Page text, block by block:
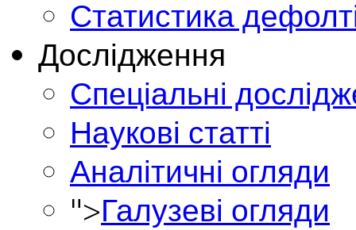
Статистика
Дослідження
Спеціальні
Наукові статті
Аналітичні огляди
">Галузеві огляди